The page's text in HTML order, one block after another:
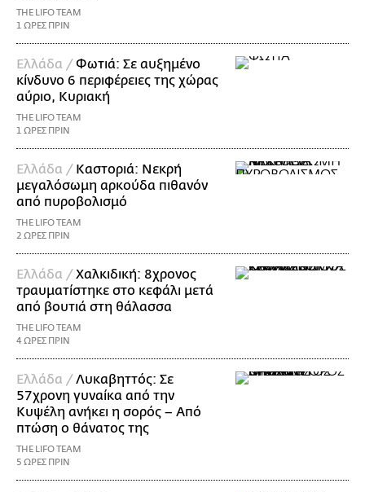
THE LIFO TEAM
1 ΩΡΕΣ ΠΡΙΝ
Ελλάδα /Φωτιά: Σε αυξημένο
κίνδυνο 6 περιφέρειες της χώρας
αύριο, Κυριακή
THE LIFO TEAM
1 ΩΡΕΣ ΠΡΙΝ
Ελλάδα / Καστοριά: Νεκρή
μεγαλόσωμη αρκούδα πιθανόν
από πυροβολισμό
THE LIFO TEAM
2 ΩΡΕΣ ΠΡΙΝ
Ελλάδα /Χαλκιδική: 8χρονος
τραυματίστηκε στο κεφάλι μετά
από βουτιά στη θάλασσα
THE LIFO TEAM
4 ΩΡΕΣ ΠΡΙΝ
Ελλάδα /Λυκαβηττός: Σε
57χρονη γυναίκα από την
Κυψέλη ανήκει η σορός – Από
πτώση ο θάνατος της
THE LIFO TEAM
5 ΩΡΕΣ ΠΡΙΝ